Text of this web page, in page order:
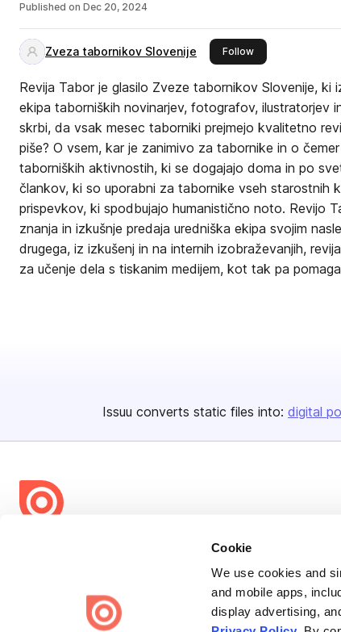
Cookie
We use cookies and
and mobile apps,
display advertising,
Published on Dec 20, 2024
Zveza tabornikov Slovenije Followthis publisher
Revija Tabor je glasilo Zveze tabornikov Slovenije, ki
ekipa taborniških novinarjev, fotografov, ilustratorjev
skrbi, da vsak mesec taborniki prejmejo kvalitetno
piše? O vsem, kar je zanimivo za tabornike in o
taborniških aktivnostih, ki se dogajajo doma in po
člankov, ki so uporabni za tabornike vseh starostnih
prispevkov, ki spodbujajo humanistično noto. Revijo
znanja in izkušnje predaja uredniška ekipa svojim
drugega, iz izkušenj in na internih izobraževanjih,
za učenje dela s tiskanim medijem, kot tak pa
Issuu converts static files into: digital
share everywhere.
Issuu turns PDFs and other files into interactive flipbooks and
engaging content for every channel.